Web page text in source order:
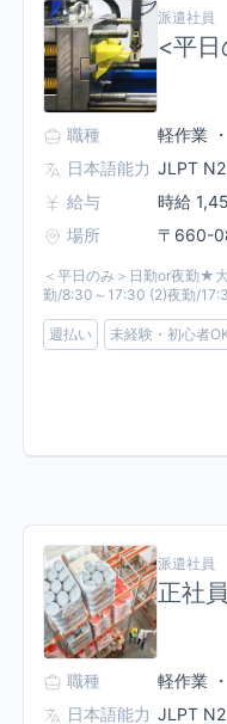
派遣社員
<平
職種
軽作業
日本語能力 JLPT N2
給与
時給
場所
〒660-
＜平日のみ＞日勤or夜勤★
勤/8:30～17:30 (2)夜勤/
週払い 未経験・初心者
派遣社員
正社
職種
軽作業
日本語能力 JLPT N2